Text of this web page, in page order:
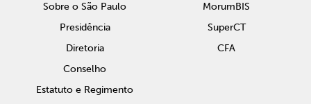
Sobre o São Paulo
Presidência
Diretoria
Conselho
Estatuto e Regimento
MorumBIS
SuperCT
CFA